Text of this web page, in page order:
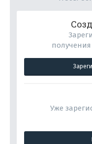
получения
Уже